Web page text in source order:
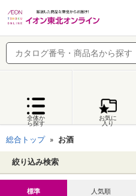
全体か
ら探す
お気に
入り
総合トップ お酒
絞り込み検索
標準 人気順